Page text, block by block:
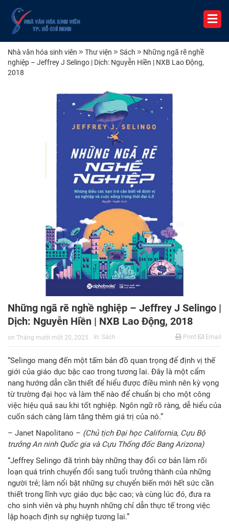
Nhà văn hóa sinh viên Thư viện Sách
Những ngã rẽ nghề
nghiệp – Jeffrey J Selingo | Dịch: Nguyễn Hiền | NXB Lao Động,
2018
Những ngã rẽ nghề nghiệp – Jeffrey J Selingo |
Dịch: Nguyễn Hiền | NXB Lao Động, 2018
on Tháng mười một 20, 2025 In: Sách Print Email
“Selingo mang đến một tấm bản đồ quan trọng để định vị thế
giới của giáo dục bậc cao trong tương lai. Đây là một cẩm
nang hướng dẫn cần thiết để hiểu được điều mình nên kỳ vọng
từ trường đại học và làm thế nào để chuẩn bị cho một công
việc hiệu quả sau khi tốt nghiệp. Ngôn ngữ rõ ràng, dễ hiểu của
cuốn sách càng làm tăng thêm giá trị của nó.”
– Janet Napolitano – (Chủ tịch Đại học California, Cựu Bộ
trưởng An ninh Quốc gia và Cựu Thống đốc Bang Arizona)
“Jeffrey Selingo đã trình bày những thay đổi cơ bản làm rối
loạn quá trình chuyển đổi sang tuổi trưởng thành của những
người trẻ; làm nổi bật những sự chuyển biến mới hết sức cần
thiết trong lĩnh vực giáo dục bậc cao; và cùng lúc đó, đưa ra
cho sinh viên và phụ huynh những chỉ dẫn thực tế trong việc
lập hoạch định sự nghiệp tương lai.”